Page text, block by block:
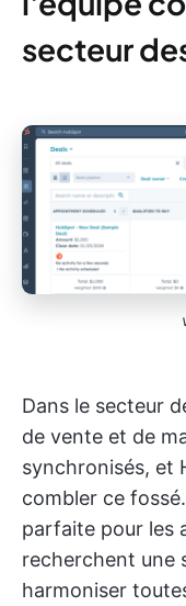
secteur
Dans le secteur
de vente et de
synchronisés, et
combler ce
parfaite pour les
recherchent une
harmoniser